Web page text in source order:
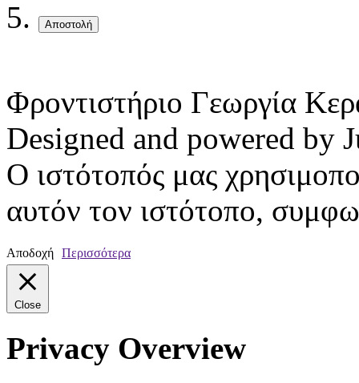
Αποστολή
Φροντιστήριο Γεωργία
Designed and powered by
Ο ιστότοπός μας
αυτόν τον ιστότοπο,
Αποδοχή Περισσότερα
Close
Privacy Overview